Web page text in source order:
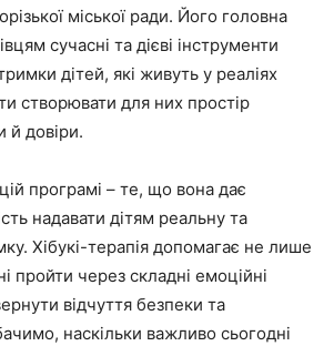
міської ради. Його головна
сучасні та дієві інструменти
дітей, які живуть у реаліях
створювати для них простір
й довіри.
програмі – те, що вона дає
надавати дітям реальну та
Хібукі-терапія допомагає не лише
пройти через складні емоційні
відчуття безпеки та
наскільки важливо сьогодні